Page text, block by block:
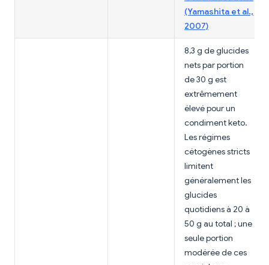
(Yamashita et al.,
2007)
8,3 g de glucides
nets par portion
de 30 g est
extrêmement
élevé pour un
condiment keto.
Les régimes
cétogènes stricts
limitent
généralement les
glucides
quotidiens à 20 à
50 g au total ; une
seule portion
modérée de ces